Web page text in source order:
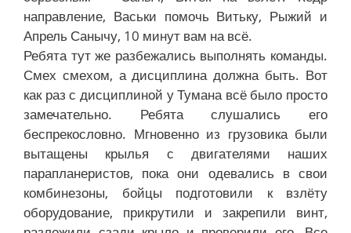
направление, Васьки помочь Витьку, Рыжий и
Апрель Санычу, 10 минут вам на всё.
Ребята тут же разбежались выполнять команды.
Смех смехом, а дисциплина должна быть. Вот
как раз с дисциплиной у Тумана всё было просто
замечательно. Ребята слушались его
беспрекословно. Мгновенно из грузовика были
вытащены крылья с двигателями наших
парапланеристов, пока они одевались в свои
комбинезоны, бойцы подготовили к взлёту
оборудование, прикрутили и закрепили винт,